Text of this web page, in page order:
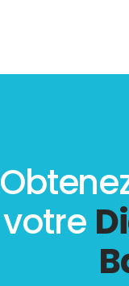
votre